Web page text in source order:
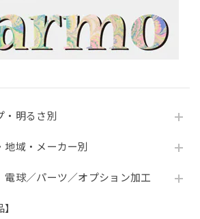
・明るさ別
地域・メーカー別
電球／パーツ／オプション加工